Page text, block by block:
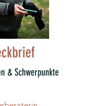
& Schwerpunkte